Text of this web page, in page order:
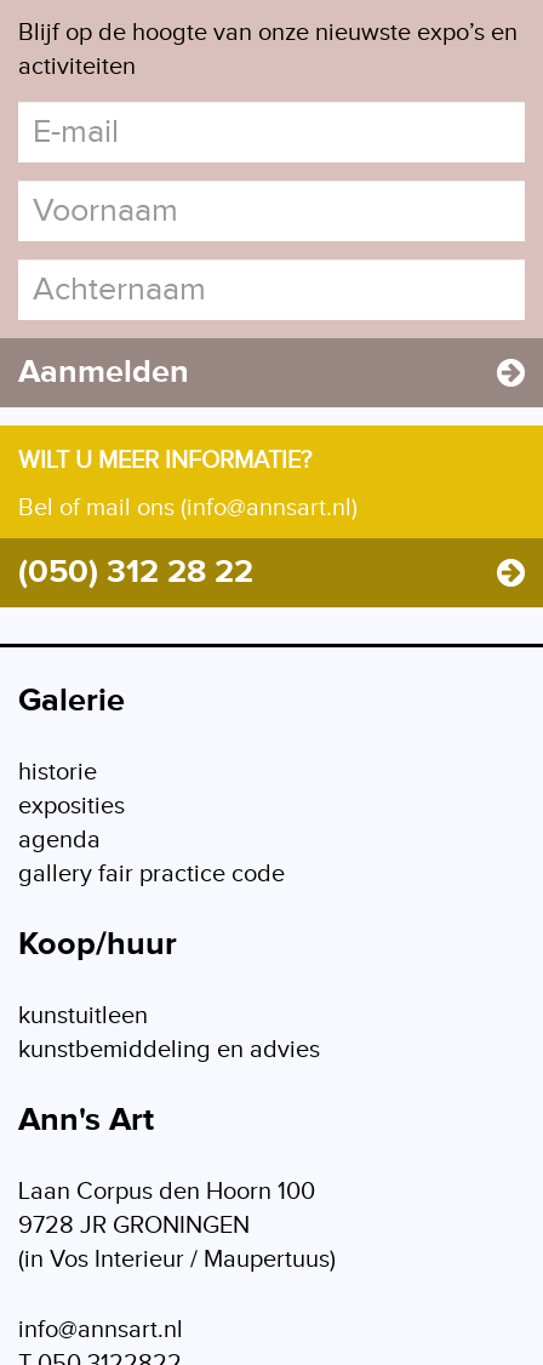
Blijf op de hoogte van onze nieuwste expo’s en
activiteiten
Aanmelden
WILT U MEER INFORMATIE?
Bel of mail ons (info@annsart.nl)
(050) 312 28 22
Galerie
historie
exposities
agenda
gallery fair practice code
Koop/huur
kunstuitleen
kunstbemiddeling en advies
Ann's Art
Laan Corpus den Hoorn 100
9728 JR GRONINGEN
(in Vos Interieur / Maupertuus)
info@annsart.nl